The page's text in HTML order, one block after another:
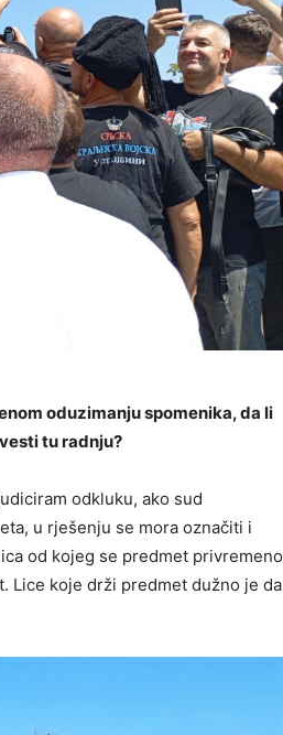
oduzimanju spomenika, da li
tu radnju?
odkluku, ako sud
u rješenju se mora označiti i
od kojeg se predmet privremeno
Lice koje drži predmet dužno je da